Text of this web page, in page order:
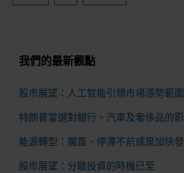
我們的最新觀點
股市展望：人工智能引領市場漲勢範
特朗普當選對銀行、汽車及奢侈品的
能源轉型：擱置、停滯不前或是加快發
股市展望：分散投資的時機已至